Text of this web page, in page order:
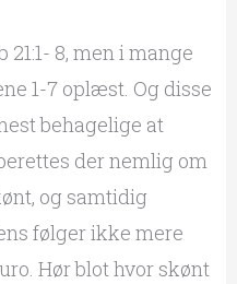
8, men i mange
1-7 oplæst. Og disse
behagelige at
der nemlig om
og samtidig
følger ikke mere
Hør blot hvor skønt